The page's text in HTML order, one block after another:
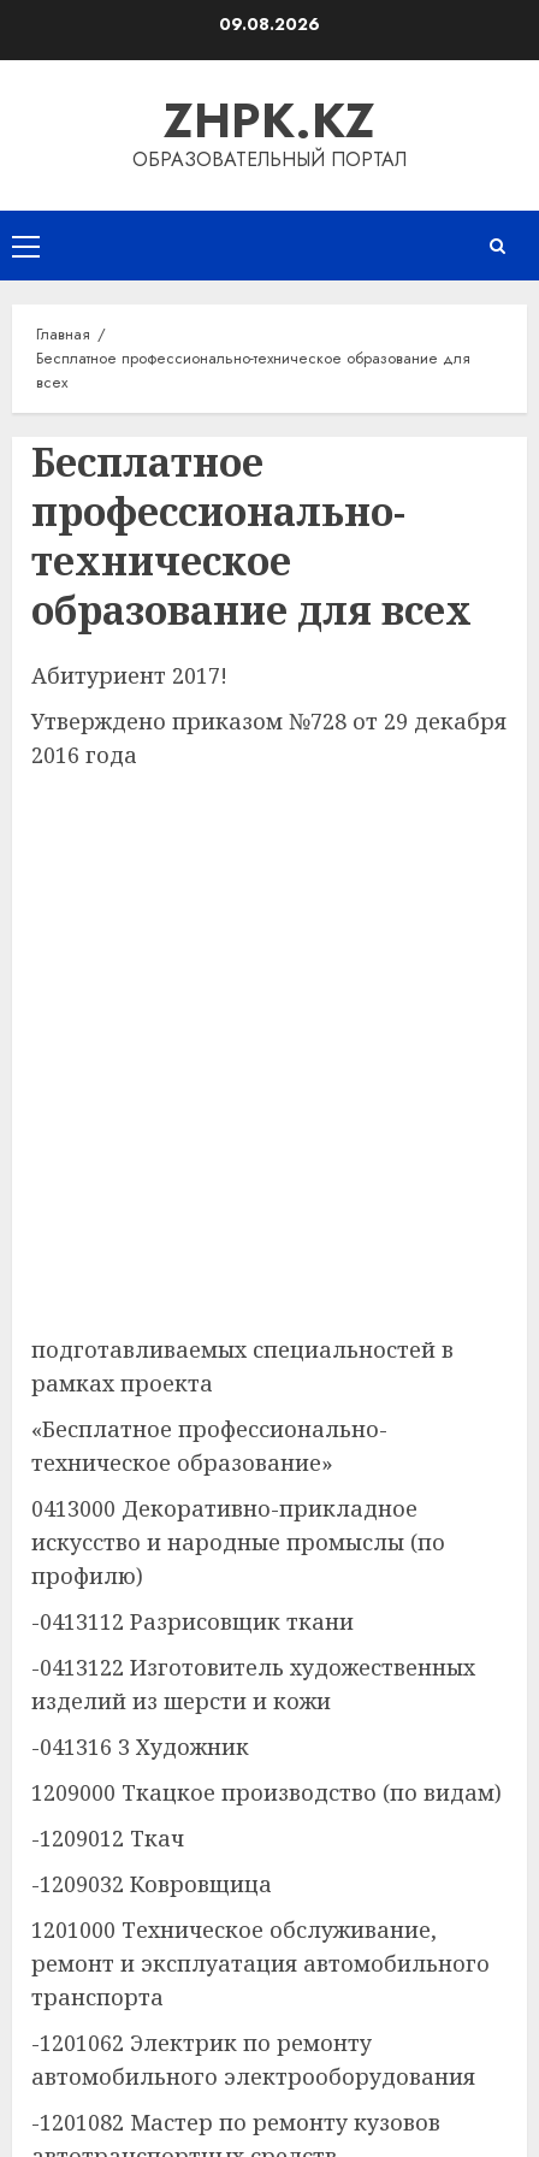
09.08.2026
ZHPK.KZ
ОБРАЗОВАТЕЛЬНЫЙ ПОРТАЛ
Основное
меню
Главная
Бесплатное профессионально-техническое образование для
всех
Бесплатное
профессионально-
техническое
образование для всех
Абитуриент 2017!
Утверждено приказом №728 от 29 декабря
2016 года
подготавливаемых специальностей в
рамках проекта
«Бесплатное профессионально-
техническое образование»
0413000 Декоративно-прикладное
искусство и народные промыслы (по
профилю)
-0413112 Разрисовщик ткани
-0413122 Изготовитель художественных
изделий из шерсти и кожи
-041316 3 Художник
1209000 Ткацкое производство (по видам)
-1209012 Ткач
-1209032 Ковровщица
1201000 Техническое обслуживание,
ремонт и эксплуатация автомобильного
транспорта
-1201062 Электрик по ремонту
автомобильного электрооборудования
-1201082 Мастер по ремонту кузовов